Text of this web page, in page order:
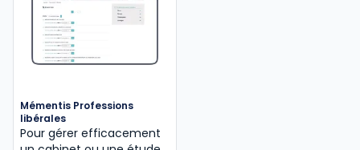
Mémentis Professions
libérales
Pour gérer efficacement